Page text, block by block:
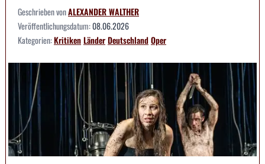
Geschrieben vonALEXANDER WALTHER
Veröffentlichungsdatum:08.06.2026
Kategorien:KritikenLänderDeutschlandOper